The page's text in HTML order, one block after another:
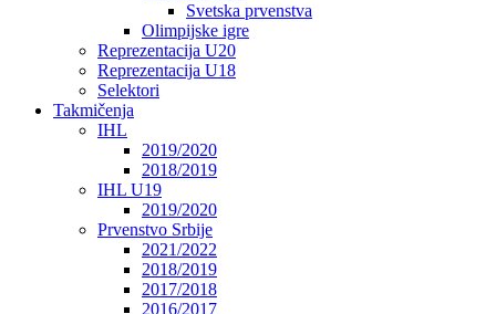
Svetska prvenstva
Olimpijske igre
Reprezentacija U20
Reprezentacija U18
Selektori
Takmičenja
IHL
2019/2020
2018/2019
IHL U19
2019/2020
Prvenstvo Srbije
2021/2022
2018/2019
2017/2018
2016/2017